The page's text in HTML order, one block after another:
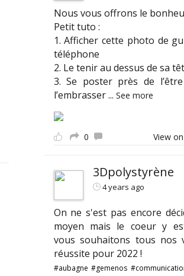
Nous vous offrons le
Petit tuto :
1. Afficher cette photo de
téléphone
2. Le tenir au dessus de sa
3. Se poster près de
l’embrasser... See more
0 View
3Dpolystyrène
4 years ago
On ne s'est pas encore
moyen mais le coeur y
vous souhaitons tous nos
réussite pour 2022 !
#aubagne #gemenos